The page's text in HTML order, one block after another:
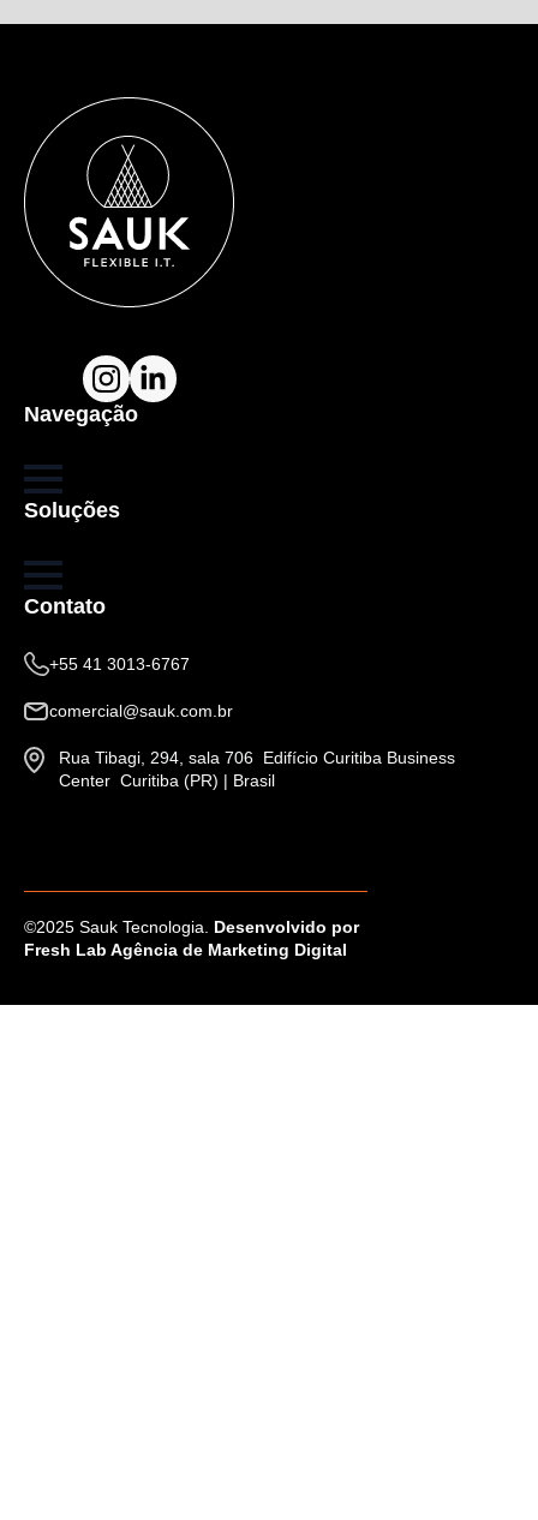
Navegação
Soluções
Contato
+55 41 3013-6767
comercial@sauk.com.br
Rua Tibagi, 294, sala 706 Edifício Curitiba Business
Center Curitiba (PR) | Brasil
©2025 Sauk Tecnologia. Desenvolvido por
Fresh Lab Agência de Marketing Digital